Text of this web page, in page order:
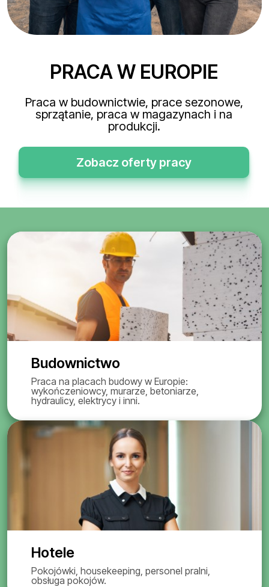
PRACA W EUROPIE
Praca w budownictwie, prace sezonowe,
sprzątanie, praca w magazynach i na
produkcji.
Zobacz oferty pracy
Budownictwo
Praca na placach budowy w Europie:
wykończeniowcy, murarze, betoniarze,
hydraulicy, elektrycy i inni.
Hotele
Pokojówki, housekeeping, personel pralni,
obsługa pokojów.